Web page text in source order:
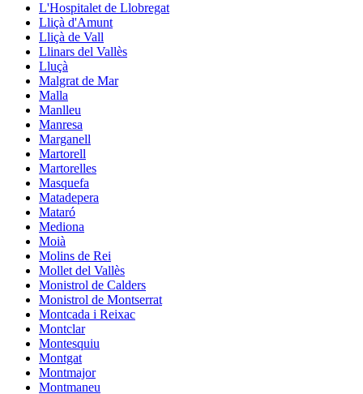
L'Hospitalet de Llobregat
Lliçà d'Amunt
Lliçà de Vall
Llinars del Vallès
Lluçà
Malgrat de Mar
Malla
Manlleu
Manresa
Marganell
Martorell
Martorelles
Masquefa
Matadepera
Mataró
Mediona
Moià
Molins de Rei
Mollet del Vallès
Monistrol de Calders
Monistrol de Montserrat
Montcada i Reixac
Montclar
Montesquiu
Montgat
Montmajor
Montmaneu